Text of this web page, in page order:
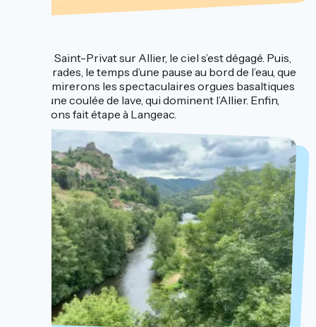
Arrivé à Saint-Privat sur Allier, le ciel s’est dégagé. Puis,
c’est à Prades, le temps d’une pause au bord de l’eau, que
nous admirerons les spectaculaires orgues basaltiques
issus d’une coulée de lave, qui dominent l’Allier. Enfin,
nous avons fait étape à Langeac.